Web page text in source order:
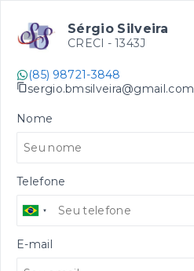
Sérgio Silveira
CRECI - 1343J
(85) 98721-3848
sergio.bmsilveira@gmail.com
Nome
Telefone
E-mail